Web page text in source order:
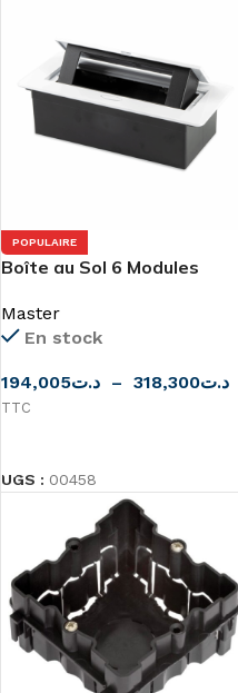
POPULAIRE
Boîte au Sol 6 Modules
Master
En stock
د.ت194,005 – د.ت318,300
TTC
UGS : 00458